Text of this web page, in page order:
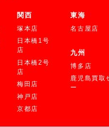
関西
塚本店
日本橋1号
店
日本橋2号
店
梅田店
神戸店
京都店
東海
名古屋店
九州
博多店
鹿児島買取
ー